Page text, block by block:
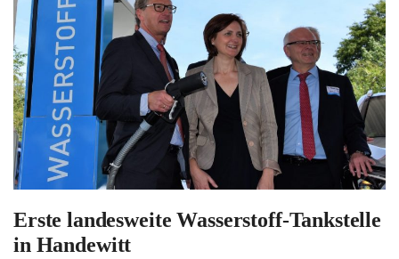
Erste landesweite Wasserstoff-Tankstelle
in Handewitt